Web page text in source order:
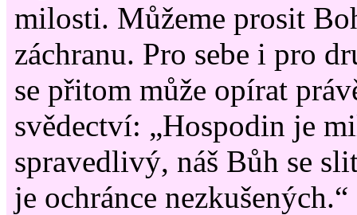
milosti. Můžeme prosit
záchranu. Pro sebe i pro
se přitom může opírat
svědectví: „Hospodin je
spravedlivý, náš Bůh se
je ochránce